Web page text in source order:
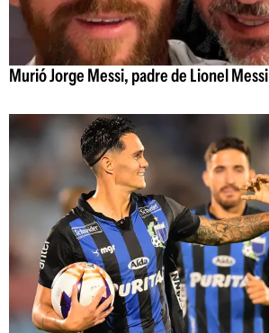
Murió Jorge Messi, padre de Lionel Messi